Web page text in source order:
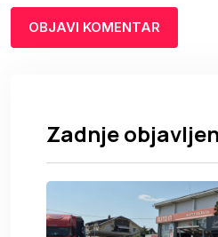
Zadnje